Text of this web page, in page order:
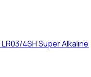
4SH Super Alkaline